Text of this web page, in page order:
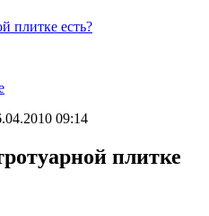
плитке есть?
09:14
плитке